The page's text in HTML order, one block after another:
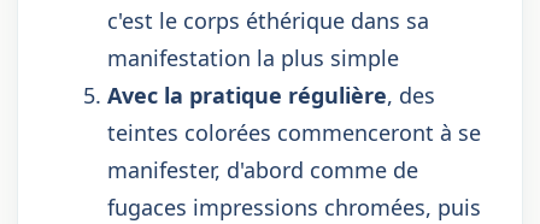
c'est le corps éthérique dans sa
manifestation la plus simple
Avec la pratique régulière, des
teintes colorées commenceront à se
manifester, d'abord comme de
fugaces impressions chromées, puis